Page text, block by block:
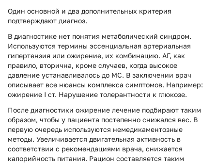
Один основной и два дополнительных критерия
подтверждают диагноз.
В диагностике нет понятия метаболический синдром.
Используются термины эссенциальная артериальная
гипертензия или ожирение, их комбинацию. АГ, как
правило, вторична, кроме случаев, когда высокое
давление устанавливалось до МС. В заключении врач
описывает все нюансы комплекса симптомов. Например:
ожирение I ст. Нарушение толерантности к глюкозе.
После диагностики ожирение лечение подбирают таким
образом, чтобы у пациента постепенно снижался вес. В
первую очередь используются немедикаментозные
методы. Увеличивается двигательная активность в
соответствии с рекомендациями врача, снижается
калорийность питания. Рацион составляется таким